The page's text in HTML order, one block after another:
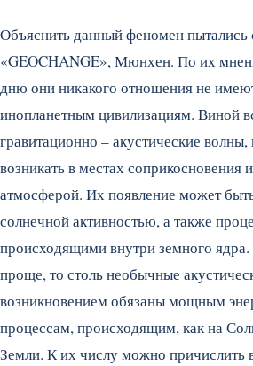
Объяснить данный феномен пытались
«GEOCHANGE», Мюнхен. По их
дню они никакого отношения не
инопланетным цивилизациям. Виной
гравитационно – акустические
возникать в местах соприкосновения
атмосферой. Их появление может
солнечной активностью, а также
происходящими внутри земного ядра.
проще, то столь необычные
возникновением обязаны мощным
процессам, происходящим, как на
Земли. К их числу можно причислить